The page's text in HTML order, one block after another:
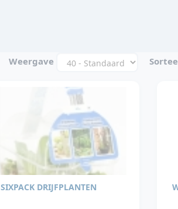
Weergave
SIXPACK DRIJFPLANTEN